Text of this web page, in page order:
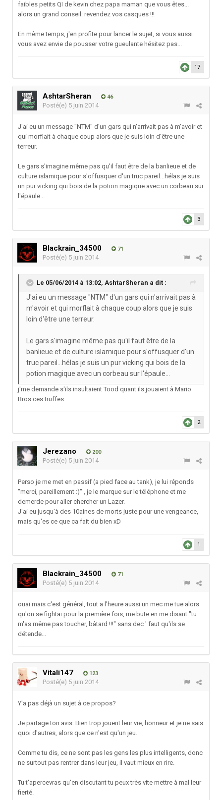
faibles petits QI de kevin chez papa maman que vous êtes...
alors un grand conseil: revendez vos casques !!!
En même temps, j'en profite pour lancer le sujet, si vous aussi
vous avez envie de pousser votre gueulante hésitez pas...
17
AshtarSheran 46
Posté(e) 5 juin 2014
J'ai eu un message "NTM" d'un gars qui n'arrivait pas à m'avoir et
qui morflait à chaque coup alors que je suis loin d'être une
terreur.
Le gars s'imagine même pas qu'il faut être de la banlieue et de
culture islamique pour s'offusquer d'un truc pareil...hélas je suis
un pur vicking qui bois de la potion magique avec un corbeau sur
l'épaule...
3
Blackrain_34500 71
Posté(e) 5 juin 2014
Le 05/06/2014 à 13:02, AshtarSheran a dit :
J'ai eu un message "NTM" d'un gars qui n'arrivait pas à
m'avoir et qui morflait à chaque coup alors que je suis
loin d'être une terreur.
Le gars s'imagine même pas qu'il faut être de la
banlieue et de culture islamique pour s'offusquer d'un
truc pareil...hélas je suis un pur vicking qui bois de la
potion magique avec un corbeau sur l'épaule...
j'me demande s'ils insultaient Tood quant ils jouaient à Mario
Bros ces truffes....
2
Jerezano 200
Posté(e) 5 juin 2014
Perso je me met en passif (a pied face au tank), je lui réponds
"merci, pareillement :)" , je le marque sur le téléphone et me
demerde pour aller chercher un Lazer.
J'ai eu jusqu'à des 10aines de morts juste pour une vengeance,
mais qu'es ce que ca fait du bien xD
1
Blackrain_34500 71
Posté(e) 5 juin 2014
ouai mais c'est général, tout a l'heure aussi un mec me tue alors
qu'on se fightai pour la première fois, me bute en me disant "tu
m'as même pas toucher, bâtard !!!" sans dec ' faut qu'ils se
détende...
Vitali147 123
Posté(e) 5 juin 2014
Y'a pas déjà un sujet à ce propos?
Je partage ton avis. Bien trop jouent leur vie, honneur et je ne sais
quoi d'autres, alors que ce n'est qu'un jeu.
Comme tu dis, ce ne sont pas les gens les plus intelligents, donc
ne surtout pas rentrer dans leur jeu, il vaut mieux en rire.
Tu t'apercevras qu'en discutant tu peux très vite mettre à mal leur
fierté.